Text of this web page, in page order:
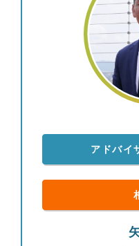
ただける運用を行え
任せて良かった。」
です。 【資産運用：
わけ債券投資の情報
も多いため、週に一
確認し、個人でブル
収集に努めています
【投資教育】 私立大
えていた経験を通じ
ご令嬢に対して投資
ります。 【大切にし
から思っていること
ケットの状況が悲観
んし、わからない事
アドバイ